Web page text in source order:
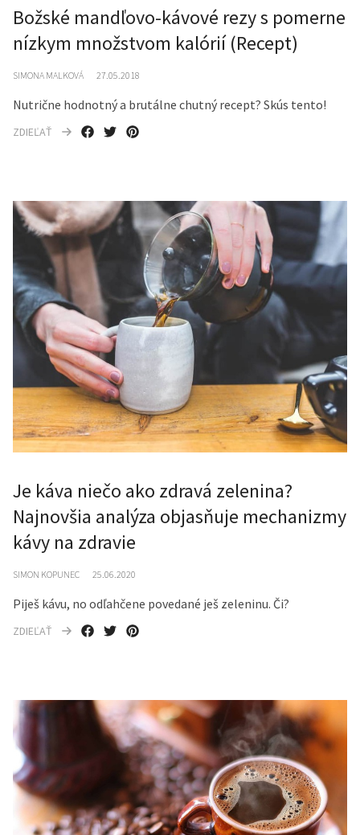
Božské mandľovo-kávové rezy s pomerne
nízkym množstvom kalórií (Recept)
SIMONA MALKOVÁ 27.05.2018
Nutrične hodnotný a brutálne chutný recept? Skús tento!
ZDIEĽAŤ
Je káva niečo ako zdravá zelenina?
Najnovšia analýza objasňuje mechanizmy
kávy na zdravie
SIMON KOPUNEC 25.06.2020
Piješ kávu, no odľahčene povedané ješ zeleninu. Či?
ZDIEĽAŤ